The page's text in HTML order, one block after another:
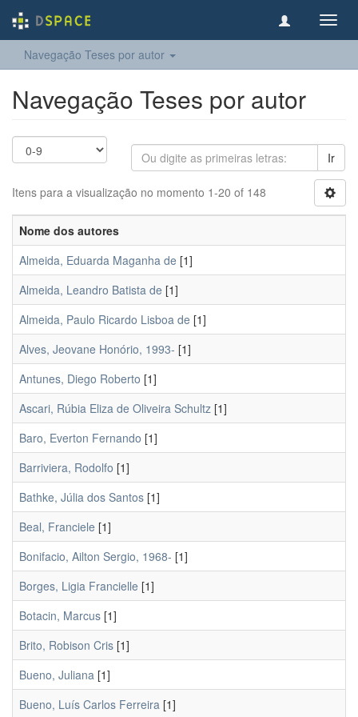
Navegação Teses por autor
Navegação Teses por autor
Ir
Itens para a visualização no momento 1-20 of 148
Nome dos autores
Almeida, Eduarda Maganha de [1]
Almeida, Leandro Batista de [1]
Almeida, Paulo Ricardo Lisboa de [1]
Alves, Jeovane Honório, 1993- [1]
Antunes, Diego Roberto [1]
Ascari, Rúbia Eliza de Oliveira Schultz [1]
Baro, Everton Fernando [1]
Barriviera, Rodolfo [1]
Bathke, Júlia dos Santos [1]
Beal, Franciele [1]
Bonifacio, Ailton Sergio, 1968- [1]
Borges, Ligia Francielle [1]
Botacin, Marcus [1]
Brito, Robison Cris [1]
Bueno, Juliana [1]
Bueno, Luís Carlos Ferreira [1]